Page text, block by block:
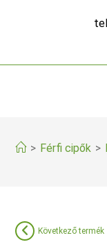
> Férfi cipők >
Következő termék